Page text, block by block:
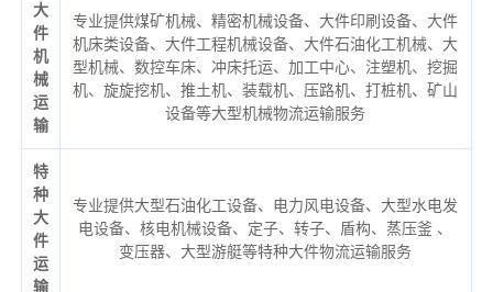
大
件
机
械
运
输
专业提供煤矿机械、精密机械设备、大件印刷设备、大件
机床类设备、大件工程机械设备、大件石油化工机械、大
型机械、数控车床、冲床托运、加工中心、注塑机、挖掘
机、旋旋挖机、推土机、装载机、压路机、打桩机、矿山
设备等大型机械物流运输服务
特
种
大
件
运
输
专业提供大型石油化工设备、电力风电设备、大型水电发
电设备、核电机械设备、定子、转子、盾构、蒸压釜 、
变压器、大型游艇等特种大件物流运输服务